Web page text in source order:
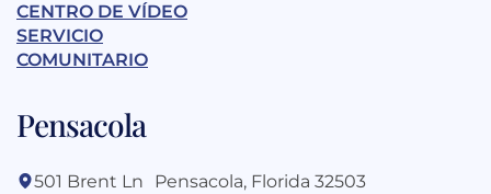
CENTRO DE VÍDEO
SERVICIO
COMUNITARIO
Pensacola
501 Brent Ln Pensacola, Florida 32503